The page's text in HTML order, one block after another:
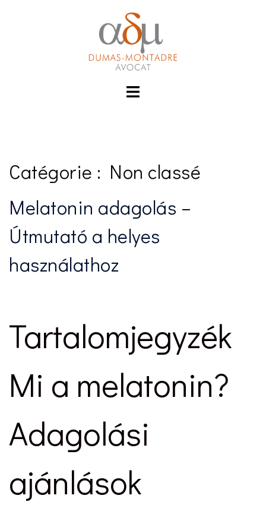
Toggle
Catégorie : Non classé
Melatonin adagolás –
Útmutató a helyes
használathoz
Tartalomjegyzék
Mi a melatonin?
Adagolási
ajánlások